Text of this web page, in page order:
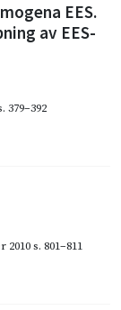
EES.
av EES-
379–392
2010s. 801–811